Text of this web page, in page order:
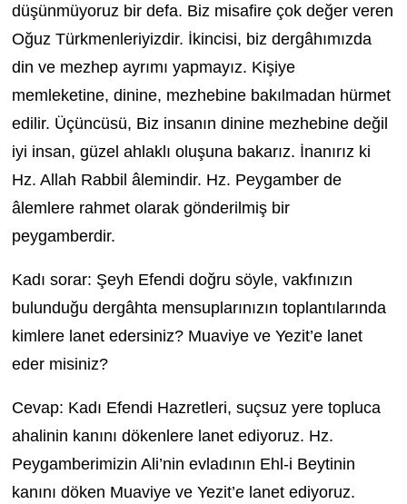
düşünmüyoruz bir defa. Biz misafire çok değer veren
Oğuz Türkmenleriyizdir. İkincisi, biz dergâhımızda
din ve mezhep ayrımı yapmayız. Kişiye
memleketine, dinine, mezhebine bakılmadan hürmet
edilir. Üçüncüsü, Biz insanın dinine mezhebine değil
iyi insan, güzel ahlaklı oluşuna bakarız. İnanırız ki
Hz. Allah Rabbil âlemindir. Hz. Peygamber de
âlemlere rahmet olarak gönderilmiş bir
peygamberdir.
Kadı sorar: Şeyh Efendi doğru söyle, vakfınızın
bulunduğu dergâhta mensuplarınızın toplantılarında
kimlere lanet edersiniz? Muaviye ve Yezit’e lanet
eder misiniz?
Cevap: Kadı Efendi Hazretleri, suçsuz yere topluca
ahalinin kanını dökenlere lanet ediyoruz. Hz.
Peygamberimizin Ali’nin evladının Ehl-i Beytinin
kanını döken Muaviye ve Yezit’e lanet ediyoruz.